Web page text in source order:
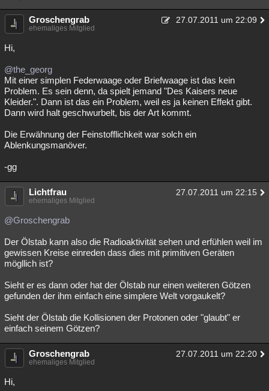
Groschengrab 27.07.2011 um 22:09
ehemaliges Mitglied
Hi,
@the_georg
Mit einer simplen Federwaage oder Briefwaage ist das kein
Problem. Es sein denn, da spielt jemand "Des Kaisers neue
Kleider.". Dann ist das ein Problem, weil es ja keinen Effekt gibt.
Dann wird halt geschwurbelt, bis der Art kommt.
Die Erwähnung der Feinstofflichkeit war solch ein
Ablenkungsmanöver.
-gg
Lichtfrau 27.07.2011 um 22:15
ehemaliges Mitglied
@Groschengrab
Der Ölstab kann also die Radioaktivität sehen und erfühlen weil im
gewissen Kreise einreden dass dies mit primitiven Geräten
mögllich ist?
Sieht er es dann oder hat der Ölstab nur einen weiteren Götzen
gefunden der ihm einfach eine simplere Welt vorgaukelt?
Sieht der Ölstab die Kollisionen der Protonen oder "glaubt" er
einfach seinem Götzen?
Groschengrab 27.07.2011 um 22:20
ehemaliges Mitglied
Hi,